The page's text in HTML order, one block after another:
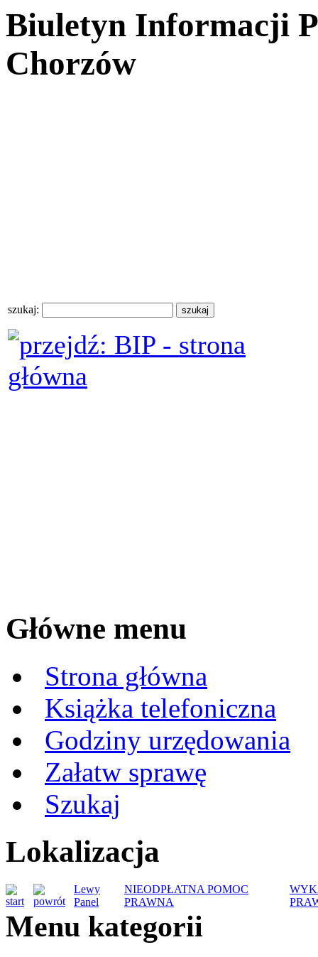
Biuletyn Informacji
Chorzów
szukaj:
Główne menu
Strona główna
Książka telefoniczna
Godziny urzędowania
Załatw sprawę
Szukaj
Lokalizacja
Lewy
Panel
NIEODPŁATNA POMOC
PRAWNA
Menu kategorii